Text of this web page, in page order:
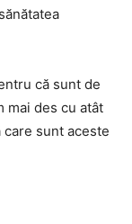
că sunt de
mai des cu atât
sunt aceste